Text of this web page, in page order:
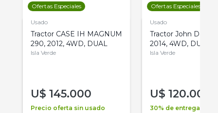
Ofertas Especiales
Usado
Tractor CASE IH MAGNUM
290, 2012, 4WD, DUAL
Isla Verde
U$ 145.000
Precio oferta sin usado
Ofertas Especiales
Usado
Tractor John Deere
2014, 4WD, DUAL
Isla Verde
U$ 120.000
30% de entrega +